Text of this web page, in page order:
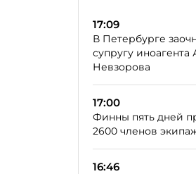
17:09
В Петербурге
супругу иноагента
Невзорова
17:00
Финны пять дней
2600 членов
16:46